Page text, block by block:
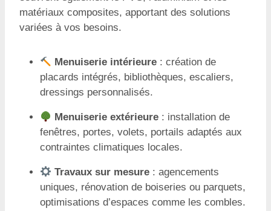
matériaux composites, apportant des solutions
variées à vos besoins.
Menuiserie intérieure : création de
placards intégrés, bibliothèques, escaliers,
dressings personnalisés.
Menuiserie extérieure : installation de
fenêtres, portes, volets, portails adaptés aux
contraintes climatiques locales.
Travaux sur mesure : agencements
uniques, rénovation de boiseries ou parquets,
optimisations d’espaces comme les combles.